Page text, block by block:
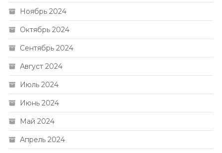
Ноябрь 2024
Октябрь 2024
Сентябрь 2024
Август 2024
Июль 2024
Июнь 2024
Май 2024
Апрель 2024